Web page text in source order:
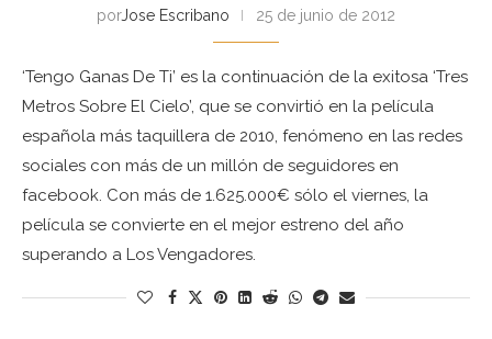
porJose Escribano 25 de junio de 2012
‘Tengo Ganas De Ti’ es la continuación de la exitosa ‘Tres
Metros Sobre El Cielo’, que se convirtió en la película
española más taquillera de 2010, fenómeno en las redes
sociales con más de un millón de seguidores en
facebook. Con más de 1.625.000€ sólo el viernes, la
película se convierte en el mejor estreno del año
superando a Los Vengadores.